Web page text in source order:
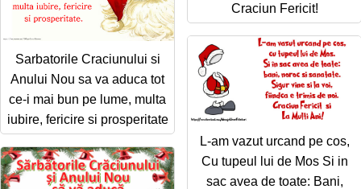
Craciun Fericit!
Sarbatorile Craciunului si
Anului Nou sa va aduca tot
ce-i mai bun pe lume, multa
iubire, fericire si prosperitate
L-am vazut urcand pe cos,
Cu tupeul lui de Mos Si in
sac avea de toate: Bani,